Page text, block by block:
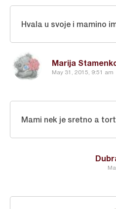
Marija
May 31, 2015, 9:51 am
Hvala u svoje i mamino
Mami nek je sretno a